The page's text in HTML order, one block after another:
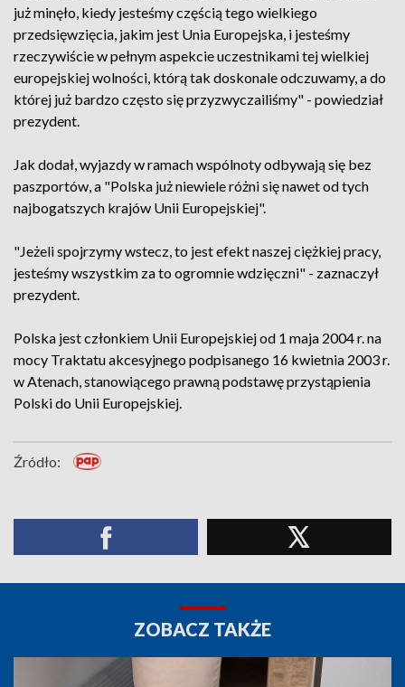
już minęło, kiedy jesteśmy częścią tego wielkiego
przedsięwzięcia, jakim jest Unia Europejska, i jesteśmy
rzeczywiście w pełnym aspekcie uczestnikami tej wielkiej
europejskiej wolności, którą tak doskonale odczuwamy, a do
której już bardzo często się przyzwyczailiśmy" - powiedział
prezydent.
Jak dodał, wyjazdy w ramach wspólnoty odbywają się bez
paszportów, a "Polska już niewiele różni się nawet od tych
najbogatszych krajów Unii Europejskiej".
"Jeżeli spojrzymy wstecz, to jest efekt naszej ciężkiej pracy,
jesteśmy wszystkim za to ogromnie wdzięczni" - zaznaczył
prezydent.
Polska jest członkiem Unii Europejskiej od 1 maja 2004 r. na
mocy Traktatu akcesyjnego podpisanego 16 kwietnia 2003 r.
w Atenach, stanowiącego prawną podstawę przystąpienia
Polski do Unii Europejskiej.
Źródło:
ZOBACZ TAKŻE